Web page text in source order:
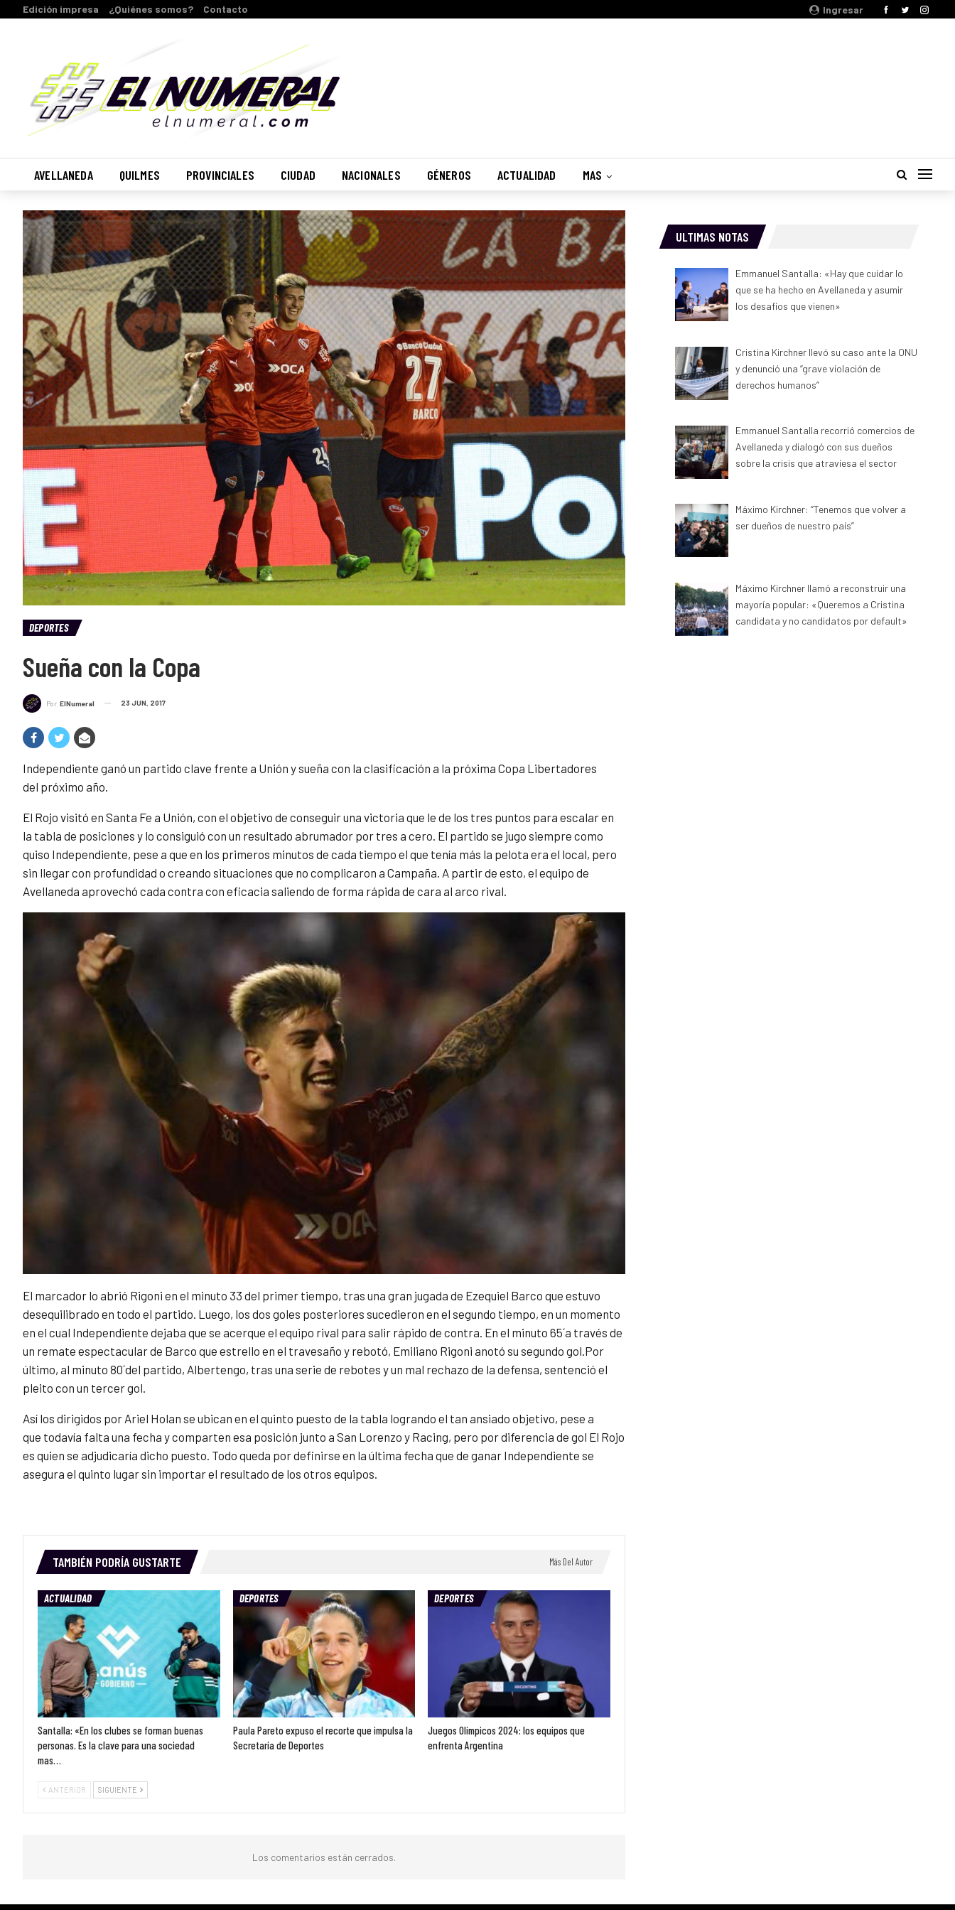
Ingresar
Edición impresa ¿Quiénes somos? Contacto
AVELLANEDA QUILMES PROVINCIALES CIUDAD NACIONALES GÉNEROS ACTUALIDAD MAS
DEPORTES
Sueña con la Copa
Por ElNumeral 23 JUN, 2017
Independiente ganó un partido clave frente a Unión y sueña con la clasificación a la próxima Copa Libertadores
del próximo año.
El Rojo visitó en Santa Fe a Unión, con el objetivo de conseguir una victoria que le de los tres puntos para escalar en
la tabla de posiciones y lo consiguió con un resultado abrumador por tres a cero. El partido se jugo siempre como
quiso Independiente, pese a que en los primeros minutos de cada tiempo el que tenía más la pelota era el local, pero
sin llegar con profundidad o creando situaciones que no complicaron a Campaña. A partir de esto, el equipo de
Avellaneda aprovechó cada contra con eficacia saliendo de forma rápida de cara al arco rival.
El marcador lo abrió Rigoni en el minuto 33 del primer tiempo, tras una gran jugada de Ezequiel Barco que estuvo
desequilibrado en todo el partido. Luego, los dos goles posteriores sucedieron en el segundo tiempo, en un momento
en el cual Independiente dejaba que se acerque el equipo rival para salir rápido de contra. En el minuto 65´a través de
un remate espectacular de Barco que estrello en el travesaño y rebotó, Emiliano Rigoni anotó su segundo gol.Por
último, al minuto 80´del partido, Albertengo, tras una serie de rebotes y un mal rechazo de la defensa, sentenció el
pleito con un tercer gol.
Así los dirigidos por Ariel Holan se ubican en el quinto puesto de la tabla logrando el tan ansiado objetivo, pese a
que todavía falta una fecha y comparten esa posición junto a San Lorenzo y Racing, pero por diferencia de gol El Rojo
es quien se adjudicaría dicho puesto. Todo queda por definirse en la última fecha que de ganar Independiente se
asegura el quinto lugar sin importar el resultado de los otros equipos.
TAMBIÉN PODRÍA GUSTARTE Más Del Autor
ACTUALIDAD
Santalla: «En los clubes se forman buenas
personas. Es la clave para una sociedad
mas…
DEPORTES
Paula Pareto expuso el recorte que impulsa la
Secretaría de Deportes
DEPORTES
Juegos Olímpicos 2024: los equipos que
enfrenta Argentina
ANTERIOR SIGUIENTE
Los comentarios están cerrados.
ULTIMAS NOTAS
Emmanuel Santalla: «Hay que cuidar lo
que se ha hecho en Avellaneda y asumir
los desafíos que vienen»
Cristina Kirchner llevó su caso ante la ONU
y denunció una “grave violación de
derechos humanos”
Emmanuel Santalla recorrió comercios de
Avellaneda y dialogó con sus dueños
sobre la crisis que atraviesa el sector
Máximo Kirchner: “Tenemos que volver a
ser dueños de nuestro país”
Máximo Kirchner llamó a reconstruir una
mayoría popular: «Queremos a Cristina
candidata y no candidatos por default»